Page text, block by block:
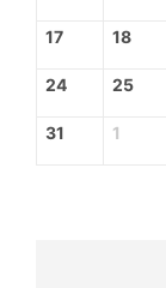
17 18
24 25
31 1